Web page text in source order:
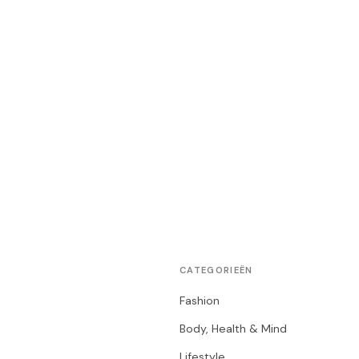
CATEGORIEËN
Fashion
Body, Health & Mind